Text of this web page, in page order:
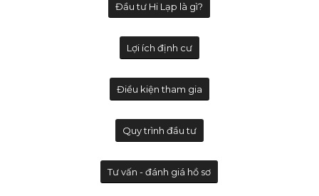
Đầu tư Hi Lạp là gì?
Lợi ích định cư
Điều kiện tham gia
Quy trình đầu tư
Tư vấn - đánh giá hồ sơ